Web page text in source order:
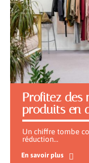
Profitez des
produits en
Un chiffre tombe
réduction…
En savoir plus